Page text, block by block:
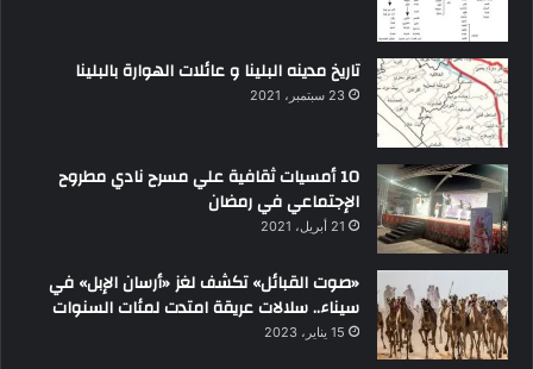
تاريخ مدينه البلينا و عائلات الهوارة بالبلينا
23 سبتمبر، 2021
10 أمسيات ثقافية علي مسرح نادي مطروح
الإجتماعي في رمضان
21 أبريل، 2021
«صوت القبائل» تكشف لغز «أرسان الإبل» في
سيناء.. سلالات عريقة امتدت لمئات السنوات
15 يناير، 2023